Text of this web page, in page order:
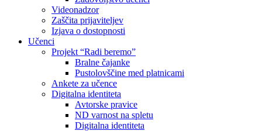
Videonadzor
Zaščita prijaviteljev
Izjava o dostopnosti
Učenci
Projekt “Radi beremo”
Bralne čajanke
Pustolovščine med platnicami
Ankete za učence
Digitalna identiteta
Avtorske pravice
ND varnost na spletu
Digitalna identiteta